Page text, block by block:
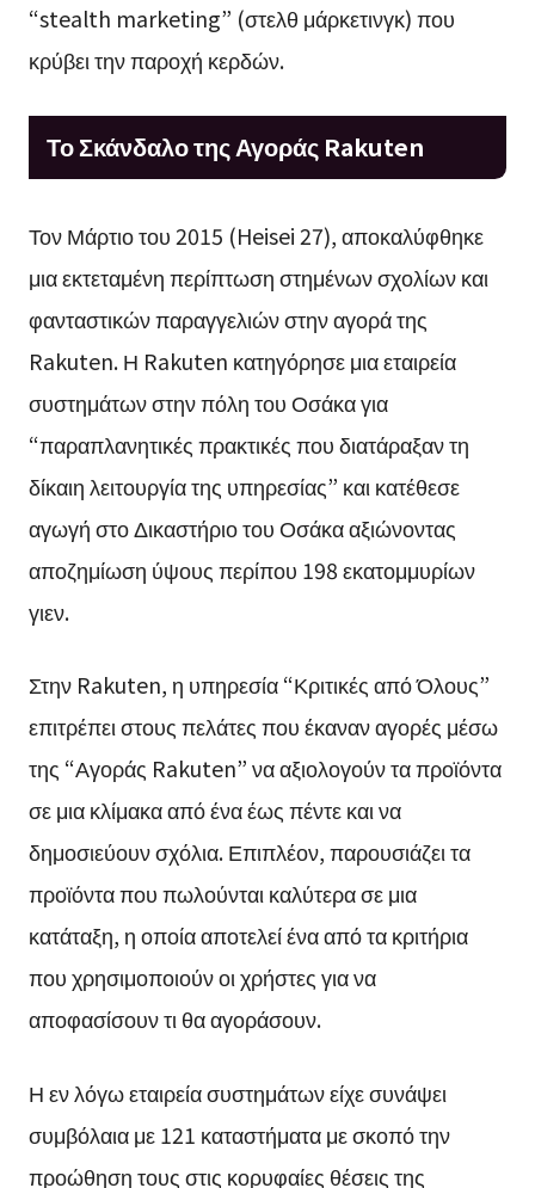
“stealth marketing” (στελθ μάρκετινγκ) που
κρύβει την παροχή κερδών.
Το Σκάνδαλο της Αγοράς Rakuten
Τον Μάρτιο του 2015 (Heisei 27), αποκαλύφθηκε
μια εκτεταμένη περίπτωση στημένων σχολίων και
φανταστικών παραγγελιών στην αγορά της
Rakuten. Η Rakuten κατηγόρησε μια εταιρεία
συστημάτων στην πόλη του Οσάκα για
“παραπλανητικές πρακτικές που διατάραξαν τη
δίκαιη λειτουργία της υπηρεσίας” και κατέθεσε
αγωγή στο Δικαστήριο του Οσάκα αξιώνοντας
αποζημίωση ύψους περίπου 198 εκατομμυρίων
γιεν.
Στην Rakuten, η υπηρεσία “Κριτικές από Όλους”
επιτρέπει στους πελάτες που έκαναν αγορές μέσω
της “Αγοράς Rakuten” να αξιολογούν τα προϊόντα
σε μια κλίμακα από ένα έως πέντε και να
δημοσιεύουν σχόλια. Επιπλέον, παρουσιάζει τα
προϊόντα που πωλούνται καλύτερα σε μια
κατάταξη, η οποία αποτελεί ένα από τα κριτήρια
που χρησιμοποιούν οι χρήστες για να
αποφασίσουν τι θα αγοράσουν.
Η εν λόγω εταιρεία συστημάτων είχε συνάψει
συμβόλαια με 121 καταστήματα με σκοπό την
προώθηση τους στις κορυφαίες θέσεις της